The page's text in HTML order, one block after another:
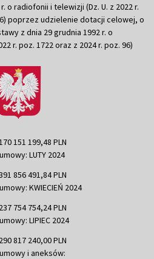
o radiofonii i telewizji (Dz. U. z 2022 r.
poprzez udzielenie dotacji celowej, o
z dnia 29 grudnia 1992 r. o
r. poz. 1722 oraz z 2024 r. poz. 96)
151 199,48 PLN
LUTY 2024
856 491,84 PLN
KWIECIEŃ 2024
754 754,24 PLN
LIPIEC 2024
817 240,00 PLN
i aneksów: